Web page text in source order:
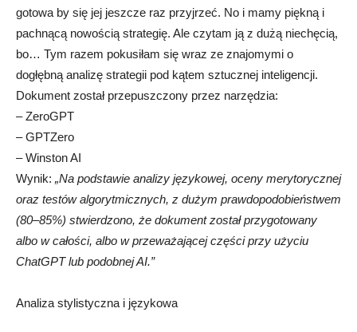
gotowa by się jej jeszcze raz przyjrzeć. No i mamy piękną i
pachnącą nowością strategię. Ale czytam ją z dużą niechęcią,
bo… Tym razem pokusiłam się wraz ze znajomymi o
dogłębną analizę strategii pod kątem sztucznej inteligencji.
Dokument został przepuszczony przez narzędzia:
– ZeroGPT
– GPTZero
– Winston AI
Wynik: „Na podstawie analizy językowej, oceny merytorycznej
oraz testów algorytmicznych, z dużym prawdopodobieństwem
(80–85%) stwierdzono, że dokument został przygotowany
albo w całości, albo w przeważającej części przy użyciu
ChatGPT lub podobnej AI.”
Analiza stylistyczna i językowa